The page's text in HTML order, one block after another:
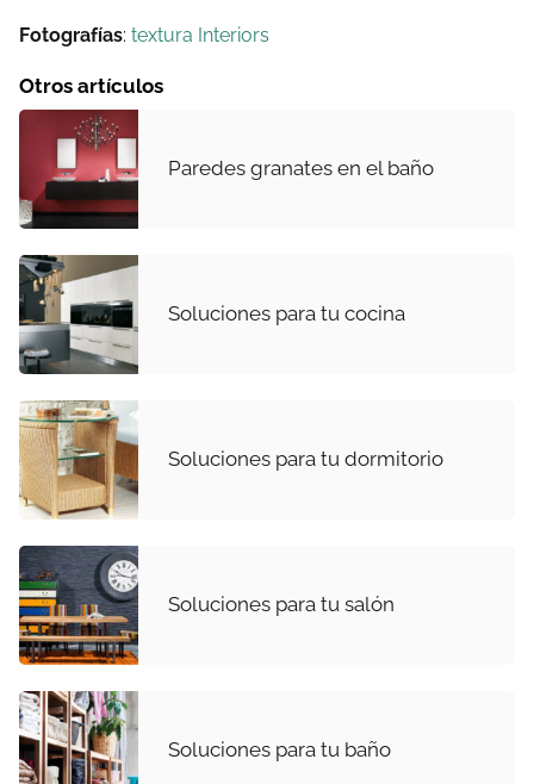
Fotografías: textura Interiors
Otros artículos
Paredes granates en el baño
Soluciones para tu cocina
Soluciones para tu dormitorio
Soluciones para tu salón
Soluciones para tu baño